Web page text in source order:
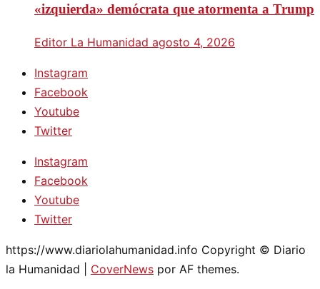
«izquierda» demócrata que atormenta a Trump
Editor La Humanidad agosto 4, 2026
Instagram
Facebook
Youtube
Twitter
Instagram
Facebook
Youtube
Twitter
https://www.diariolahumanidad.info Copyright © Diario
la Humanidad
CoverNews por AF themes.